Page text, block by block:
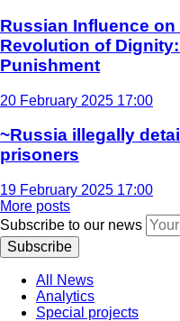
Russian Influence
Revolution of
Punishment
20 February 2025 17:00
~Russia illegally
prisoners
19 February 2025 17:00
More posts
Subscribe to our news
Subscribe
All News
Analytics
Special projects